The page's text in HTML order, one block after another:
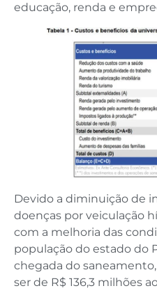
educação, renda e
Devido a diminuição de
doenças por veiculação
com a melhoria das
população do estado do
chegada do
ser de R$ 136,3 milhões